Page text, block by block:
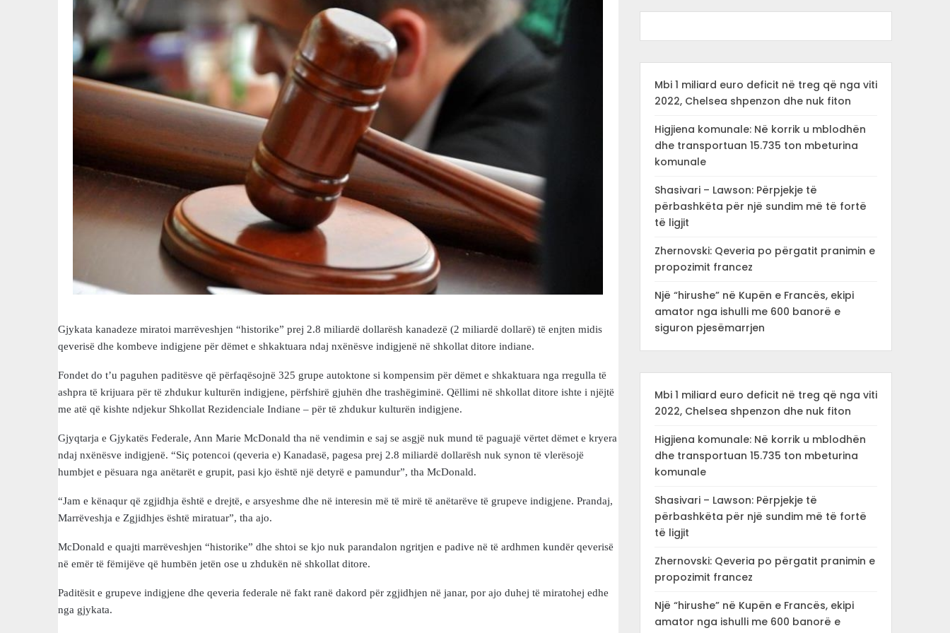
Gjykata kanadeze miratoi marrëveshjen “historike” prej 2.8 miliardë dollarësh kanadezë (2 miliardë dollarë) të enjten midis
qeverisë dhe kombeve indigjene për dëmet e shkaktuara ndaj nxënësve indigjenë në shkollat ditore indiane.
Fondet do t’u paguhen paditësve që përfaqësojnë 325 grupe autoktone si kompensim për dëmet e shkaktuara nga rregulla të
ashpra të krijuara për të zhdukur kulturën indigjene, përfshirë gjuhën dhe trashëgiminë. Qëllimi në shkollat ditore ishte i njëjtë
me atë që kishte ndjekur Shkollat Rezidenciale Indiane – për të zhdukur kulturën indigjene.
Gjyqtarja e Gjykatës Federale, Ann Marie McDonald tha në vendimin e saj se asgjë nuk mund të paguajë vërtet dëmet e kryera
ndaj nxënësve indigjenë. “Siç potencoi (qeveria e) Kanadasë, pagesa prej 2.8 miliardë dollarësh nuk synon të vlerësojë
humbjet e pësuara nga anëtarët e grupit, pasi kjo është një detyrë e pamundur”, tha McDonald.
“Jam e kënaqur që zgjidhja është e drejtë, e arsyeshme dhe në interesin më të mirë të anëtarëve të grupeve indigjene. Prandaj,
Marrëveshja e Zgjidhjes është miratuar”, tha ajo.
McDonald e quajti marrëveshjen “historike” dhe shtoi se kjo nuk parandalon ngritjen e padive në të ardhmen kundër qeverisë
në emër të fëmijëve që humbën jetën ose u zhdukën në shkollat ditore.
Paditësit e grupeve indigjene dhe qeveria federale në fakt ranë dakord për zgjidhjen në janar, por ajo duhej të miratohej edhe
nga gjykata.
Mbi 1 miliard euro deficit në treg që nga viti
2022, Chelsea shpenzon dhe nuk fiton
Higjiena komunale: Në korrik u mblodhën
dhe transportuan 15.735 ton mbeturina
komunale
Shasivari – Lawson: Përpjekje të
përbashkëta për një sundim më të fortë
të ligjit
Zhernovski: Qeveria po përgatit pranimin e
propozimit francez
Një “hirushe” në Kupën e Francës, ekipi
amator nga ishulli me 600 banorë e
siguron pjesëmarrjen
Mbi 1 miliard euro deficit në treg që nga viti
2022, Chelsea shpenzon dhe nuk fiton
Higjiena komunale: Në korrik u mblodhën
dhe transportuan 15.735 ton mbeturina
komunale
Shasivari – Lawson: Përpjekje të
përbashkëta për një sundim më të fortë
të ligjit
Zhernovski: Qeveria po përgatit pranimin e
propozimit francez
Një “hirushe” në Kupën e Francës, ekipi
amator nga ishulli me 600 banorë e